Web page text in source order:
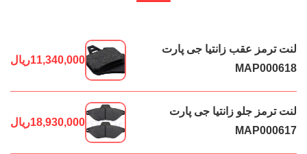
لنت ترمز عقب زانتیا جی پارت
MAP000618
11,340,000ریال
لنت ترمز جلو زانتیا جی پارت
MAP000617
18,930,000ریال